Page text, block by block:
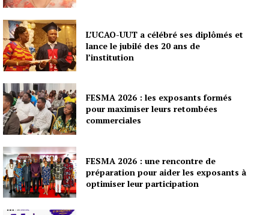
L’UCAO-UUT a célébré ses diplômés et
lance le jubilé des 20 ans de
l’institution
FESMA 2026 : les exposants formés
pour maximiser leurs retombées
commerciales
FESMA 2026 : une rencontre de
préparation pour aider les exposants à
optimiser leur participation